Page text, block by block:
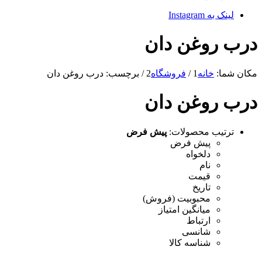
لینک به Instagram
درب روغن دان
مکان شما: خانه 1
/ فروشگاه2
/ برچسب: درب روغن دان
درب روغن دان
ترتیب محصولات: پیش فرض
پیش فرض
دلخواه
نام
قیمت
تاریخ
محبوبیت (فروش)
میانگین امتیاز
ارتباط
شانسی
شناسه کالا